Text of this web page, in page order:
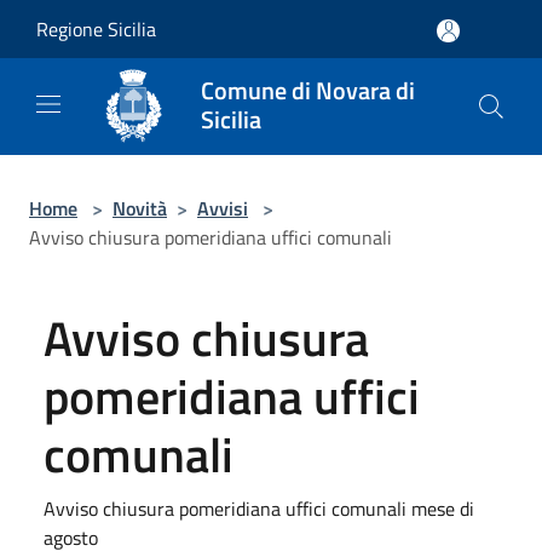
Regione Sicilia
Comune di Novara di
Sicilia
Home > Novità > Avvisi >
Avviso chiusura pomeridiana uffici comunali
Avviso chiusura
pomeridiana uffici
comunali
Avviso chiusura pomeridiana uffici comunali mese di
agosto